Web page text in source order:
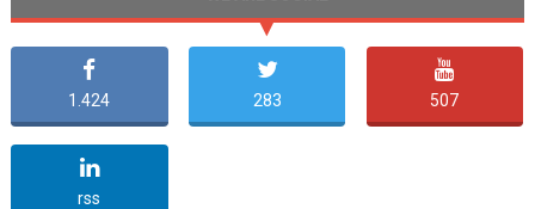
1.424 283 507
rss